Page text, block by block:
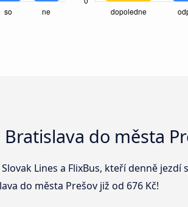
do města
Lines a FlixBus, kteří denně jezdí
do města Prešov již od 676 Kč!